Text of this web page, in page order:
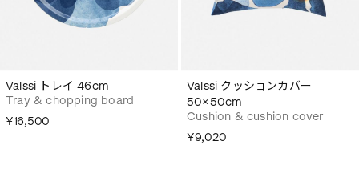
Valssi トレイ 46cm
Tray & chopping board
¥16,500
Valssi クッションカバー
50×50cm
Cushion & cushion cover
¥9,020